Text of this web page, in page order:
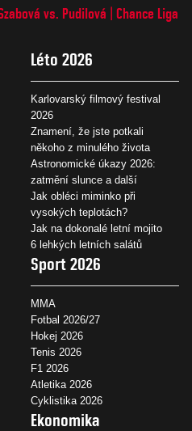
Szabová vs. Pudilová
Chance Liga
Léto 2026
Karlovarský filmový festival
2026
Znamení, že jste potkali
někoho z minulého života
Astronomické úkazy 2026:
zatmění slunce a další
Jak obléci miminko při
vysokých teplotách?
Jak na dokonalé letní mojito
6 lehkých letních salátů
Sport 2026
MMA
Fotbal 2026/27
Hokej 2026
Tenis 2026
F1 2026
Atletika 2026
Cyklistika 2026
Ekonomika